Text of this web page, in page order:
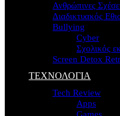
Ανθρώπινες
Διαδικτυακός
Bullying
Cyber
Σχολικός
Screen Detox
ΤΕΧΝΟΛΟΓΙΑ
Tech Review
Apps